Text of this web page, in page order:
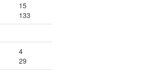
15
133
4
29